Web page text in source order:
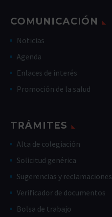
COMUNICACIÓN
Noticias
Agenda
Enlaces de interés
Promoción de la salud
TRÁMITES
Alta de colegiación
Solicitud genérica
Sugerencias y reclamaciones
Verificador de documentos
Bolsa de trabajo